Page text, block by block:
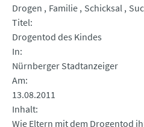
Drogen
Familie Schicksal
Titel
Drogentod des Kindes
In
Nürnberger Stadtanzeiger
Am
13.08.2011
Inhalt
Wie Eltern mit dem Drogentod